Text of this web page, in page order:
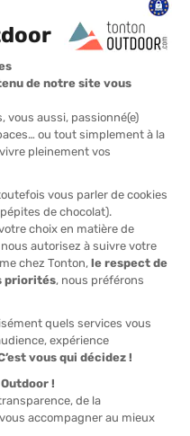
249,00 €
PROMO
COMBINAISON AESIR THERMAL
HOMME
EN STOCK - EXPÉDIÉ EN 24/48H
-10%